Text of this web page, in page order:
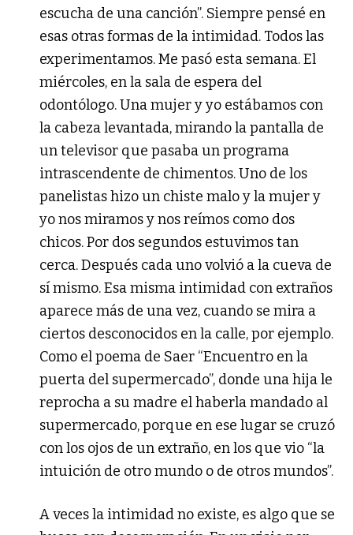
escucha de una canción”. Siempre pensé en
esas otras formas de la intimidad. Todos las
experimentamos. Me pasó esta semana. El
miércoles, en la sala de espera del
odontólogo. Una mujer y yo estábamos con
la cabeza levantada, mirando la pantalla de
un televisor que pasaba un programa
intrascendente de chimentos. Uno de los
panelistas hizo un chiste malo y la mujer y
yo nos miramos y nos reímos como dos
chicos. Por dos segundos estuvimos tan
cerca. Después cada uno volvió a la cueva de
sí mismo. Esa misma intimidad con extraños
aparece más de una vez, cuando se mira a
ciertos desconocidos en la calle, por ejemplo.
Como el poema de Saer “Encuentro en la
puerta del supermercado”, donde una hija le
reprocha a su madre el haberla mandado al
supermercado, porque en ese lugar se cruzó
con los ojos de un extraño, en los que vio “la
intuición de otro mundo o de otros mundos”.
A veces la intimidad no existe, es algo que se